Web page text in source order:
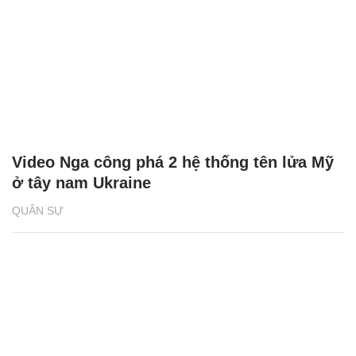
QUÂN SỰ
Video Nga công phá 2 hệ thống tên lửa Mỹ
ở tây nam Ukraine